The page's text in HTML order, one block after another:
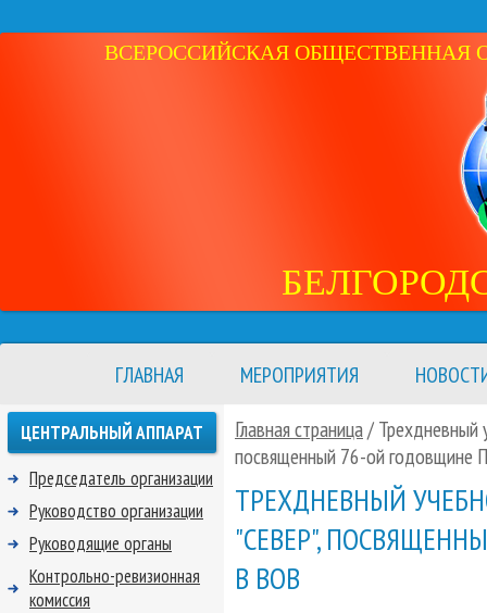
ВСЕРОССИЙСКАЯ ОБЩЕСТВЕННАЯ
ГЛАВНАЯ МЕРОПРИЯТИЯ
Главная страница/ Трехдневный
посвященный 76-ой годовщине
ТРЕХДНЕВНЫЙ
"СЕВЕР",
В ВОВ
ЦЕНТРАЛЬНЫЙ АППАРАТ
Председатель организации
Руководство организации
Руководящие органы
Контрольно-ревизионная
комиссия